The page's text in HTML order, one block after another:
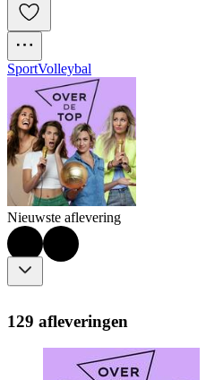
SportVolleybal
Nieuwste aflevering
129 afleveringen